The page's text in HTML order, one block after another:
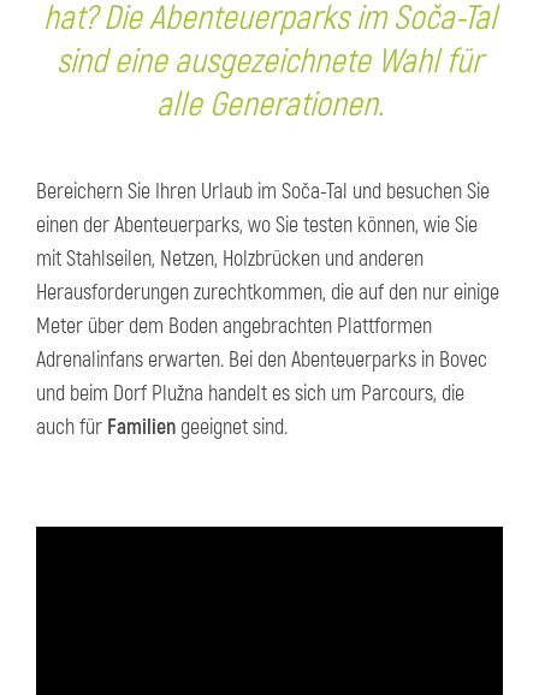
hat? Die Abenteuerparks im Soča-Tal
sind eine ausgezeichnete Wahl für
alle Generationen.
Bereichern Sie Ihren Urlaub im Soča-Tal und besuchen Sie
einen der Abenteuerparks, wo Sie testen können, wie Sie
mit Stahlseilen, Netzen, Holzbrücken und anderen
Herausforderungen zurechtkommen, die auf den nur einige
Meter über dem Boden angebrachten Plattformen
Adrenalinfans erwarten. Bei den Abenteuerparks in Bovec
und beim Dorf Plužna handelt es sich um Parcours, die
auch für Familien geeignet sind.